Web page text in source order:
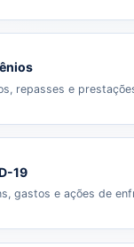
repasses e
19
gastos e ações de